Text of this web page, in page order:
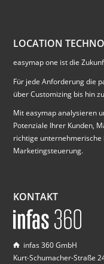
LOCATION
easymap one ist die
Für jede Anforderung die
über Customizing bis hin
Mit easymap analysieren
Potenziale Ihrer Kunden,
richtige
Marketingsteuerung.
KONTAKT
infas 360 GmbH
Kurt-Schumacher-Straße